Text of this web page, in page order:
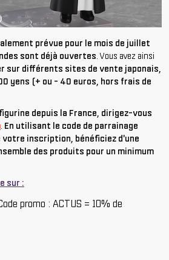
prévue pour le mois de juillet
sont déjà ouvertes. Vous avez ainsi
sur différents sites de vente japonais,
yens (+ ou - 40 euros, hors frais de
depuis la France, dirigez-vous
. En utilisant le code de parrainage
votre inscription, bénéficiez d'une
des produits pour un minimum
sur :
promo : ACTUS = 10% de